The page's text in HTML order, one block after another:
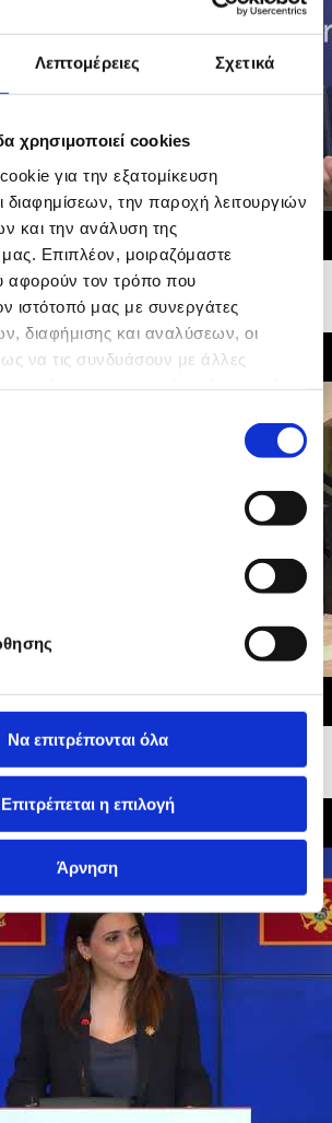
Λεπτομέρειες Σχετικά
χρησιμοποιεί cookies
για την εξατομίκευση
διαφημίσεων, την παροχή λειτουργιών
και την ανάλυση της
μας. Επιπλέον, μοιραζόμαστε
αφορούν τον τρόπο που
ιστότοπό μας με συνεργάτες
διαφήμισης και αναλύσεων, οι
να τις συνδυάσουν με άλλες
Να επιτρέπονται όλα
Επιτρέπεται η επιλογή
Άρνηση
Ευρωκοινοβουλίου και
δικαιώματων επιβατών...
Διασκέψεις της ΕΕ με Μαυροβούνιο,
- Οικογενειακή...